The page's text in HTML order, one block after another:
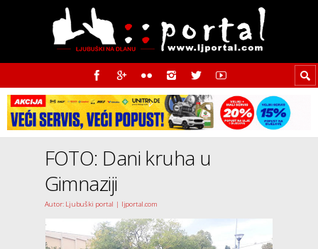
FOTO: Dani kruha u
Gimnaziji
Autor: Ljubuški portal | ljportal.com